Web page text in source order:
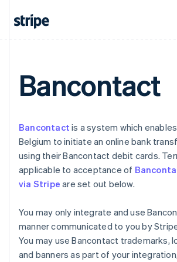
Bancontact
Bancontact is a system which
Belgium to initiate an online bank
using their Bancontact debit cards.
applicable to acceptance of
via Stripe are set out below.
You may only integrate and use
manner communicated to you by
You may use Bancontact trademarks,
and banners as part of your
English
Croazia
English Italiano
Emirati Arabi Uniti
English
Estonia
Finlandia
Français English
Germania
DeutschEnglish
Giappone